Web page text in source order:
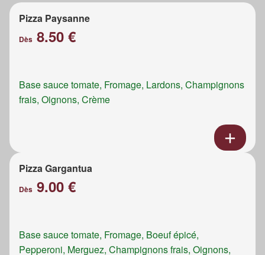
Pizza Paysanne
Dès 8.50 €
Base sauce tomate, Fromage, Lardons, Champignons
frais, Oignons, Crème
Pizza Gargantua
Dès 9.00 €
Base sauce tomate, Fromage, Boeuf épicé,
Pepperoni, Merguez, Champignons frais, Oignons,